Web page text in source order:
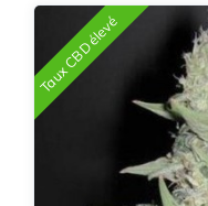
Taux CBD élevé